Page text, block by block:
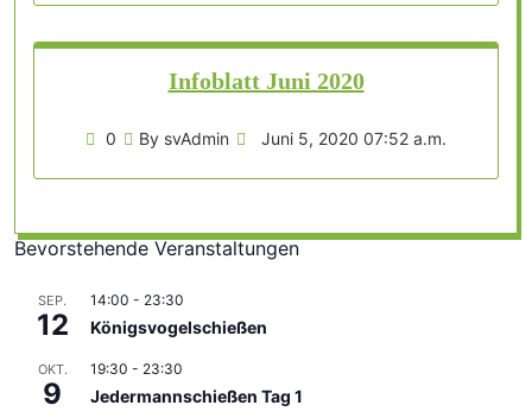
Infoblatt Juni 2020
0 By svAdmin Juni 5, 2020 07:52 a.m.
Bevorstehende Veranstaltungen
SEP.
12
14:00 - 23:30
Königsvogelschießen
OKT.
9
19:30 - 23:30
Jedermannschießen Tag 1